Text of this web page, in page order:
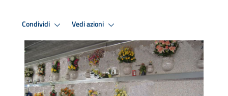
Condividi Vedi azioni